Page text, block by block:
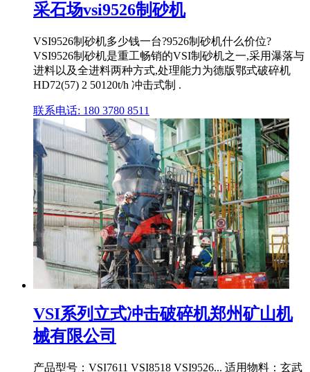
采石场vsi9526制砂机
VSI9526制砂机多少钱一台?9526制砂机什么价位?
VSI9526制砂机是重工畅销的VSI制砂机之一,采用瀑落与
进料以及全进料两种方式,处理能力为德版鄂式破碎机
HD72(57) 2 50120t/h 冲击式制 .
联系电话: 180 3780 8511
VSI系列立式冲击破碎机郑州矿山机
械有限公司
产品型号：VSI7611 VSI8518 VSI9526... 适用物料：玄武